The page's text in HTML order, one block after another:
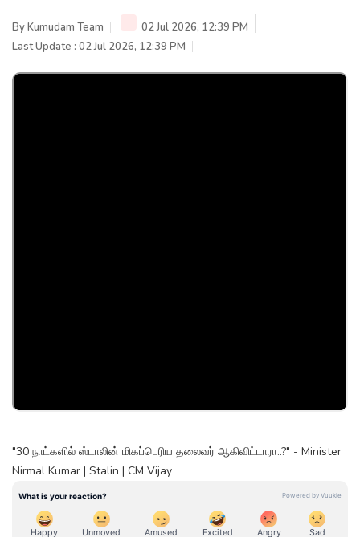
ByKumudam Team
02 Jul 2026, 12:39 PM
Last Update : 02 Jul 2026, 12:39 PM
"30 நாட்களில் ஸ்டாலின் மிகப்பெரிய தலைவர் ஆகிவிட்டாரா..?" - Minister
Nirmal Kumar | Stalin | CM Vijay